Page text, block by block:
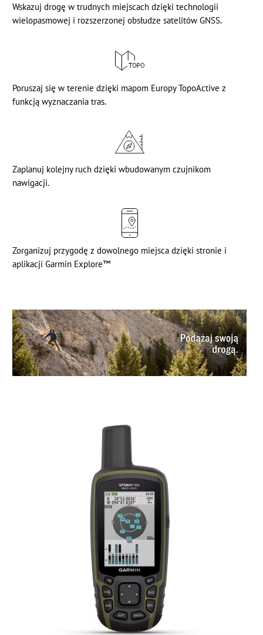
Wskazuj drogę w trudnych miejscach dzięki technologii
wielopasmowej i rozszerzonej obsłudze satelitów GNSS.
Poruszaj się w terenie dzięki mapom Europy TopoActive z
funkcją wyznaczania tras.
Zaplanuj kolejny ruch dzięki wbudowanym czujnikom
nawigacji.
Zorganizuj przygodę z dowolnego miejsca dzięki stronie i
aplikacji Garmin Explore™